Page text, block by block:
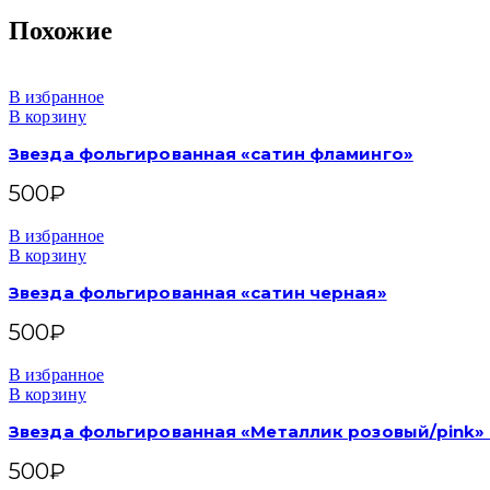
Похожие
В избранное
В корзину
Звезда фольгированная «сатин фламинго»
500₽
В избранное
В корзину
Звезда фольгированная «сатин черная»
500₽
В избранное
В корзину
Звезда фольгированная «Металлик розовый/pink»
500₽